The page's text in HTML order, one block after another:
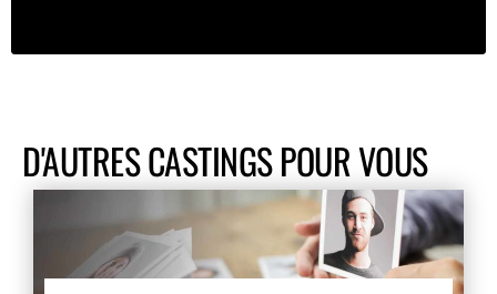
D'AUTRES CASTINGS POUR VOUS